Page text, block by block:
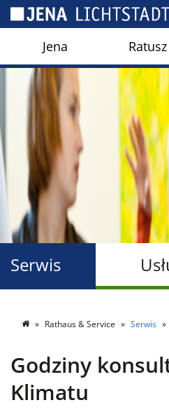
Jena
Serwis
Rathaus & Service Serwis
Godziny
Klimatu
Panel zarządzania plikami